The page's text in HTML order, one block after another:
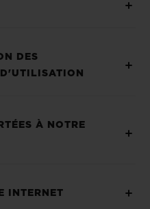
DES
À NOTRE
INTERNET